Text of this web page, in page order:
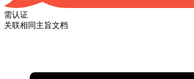
需认证
关联相同主旨文档